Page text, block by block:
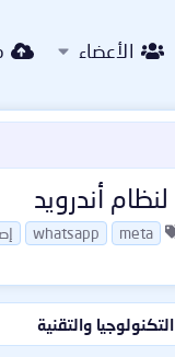
الأعضاء
أندرويد
ا
س
و
م
meta
whatsapp
والتقنية